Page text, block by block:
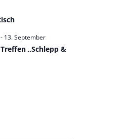
13. September
„Schlepp &